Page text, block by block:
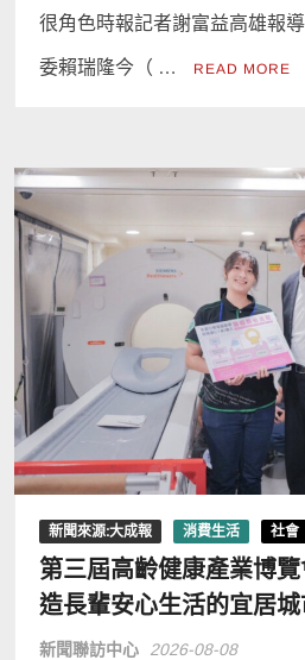
很角色時報記者謝富益高雄報
委賴瑞隆今（ … READ MORE
新聞來源:大成報 消費生活 社會
第三屆高齡健康產業博
造長輩安心生活的宜居
新聞聯訪中心 2026-08-08